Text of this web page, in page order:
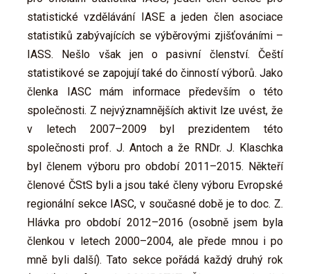
statistické vzdělávání IASE a jeden člen asociace
statistiků zabývajících se výběrovými zjišťováními –
IASS. Nešlo však jen o pasivní členství. Čeští
statistikové se zapojují také do činností výborů. Jako
členka IASC mám informace především o této
společnosti. Z nejvýznamnějších aktivit lze uvést, že
v letech 2007–2009 byl prezidentem této
společnosti prof. J. Antoch a že RNDr. J. Klaschka
byl členem výboru pro období 2011–2015. Někteří
členové ČStS byli a jsou také členy výboru Evropské
regionální sekce IASC, v současné době je to doc. Z.
Hlávka pro období 2012–2016 (osobně jsem byla
členkou v letech 2000–2004, ale přede mnou i po
mně byli další). Tato sekce pořádá každý druhý rok